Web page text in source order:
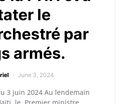
le
par
armés.
June 3, 2024
3 juin 2024 Au lendemain